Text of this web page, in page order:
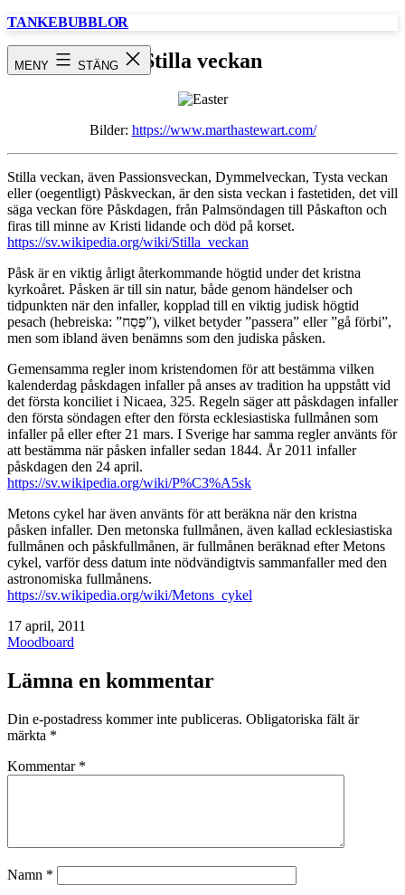
Hoppa
TANKEBUBBLOR
MENY STÄNG Stilla veckan
Bilder: https://www.marthastewart.com/
Stilla veckan, även Passionsveckan, Dymmelveckan, Tysta veckan
eller (oegentligt) Påskveckan, är den sista veckan i fastetiden, det vill
säga veckan före Påskdagen, från Palmsöndagen till Påskafton och
firas till minne av Kristi lidande och död på korset.
https://sv.wikipedia.org/wiki/Stilla_veckan
Påsk är en viktig årligt återkommande högtid under det kristna
kyrkoåret. Påsken är till sin natur, både genom händelser och
tidpunkten när den infaller, kopplad till en viktig judisk högtid
pesach (hebreiska: ”פֶּסַח”), vilket betyder ”passera” eller ”gå förbi”,
men som ibland även benämns som den judiska påsken.
Gemensamma regler inom kristendomen för att bestämma vilken
kalenderdag påskdagen infaller på anses av tradition ha uppstått vid
det första konciliet i Nicaea, 325. Regeln säger att påskdagen infaller
den första söndagen efter den första ecklesiastiska fullmånen som
infaller på eller efter 21 mars. I Sverige har samma regler använts för
att bestämma när påsken infaller sedan 1844. År 2011 infaller
påskdagen den 24 april.
https://sv.wikipedia.org/wiki/P%C3%A5sk
Metons cykel har även använts för att beräkna när den kristna
påsken infaller. Den metonska fullmånen, även kallad ecklesiastiska
fullmånen och påskfullmånen, är fullmånen beräknad efter Metons
cykel, varför dess datum inte nödvändigtvis sammanfaller med den
astronomiska fullmånens.
https://sv.wikipedia.org/wiki/Metons_cykel
Publicerat
den
17 april, 2011
Kategoriserat
Moodboard
Lämna en kommentar
Din e-postadress kommer inte publiceras. Obligatoriska fält är
märkta *
Kommentar *
Namn *